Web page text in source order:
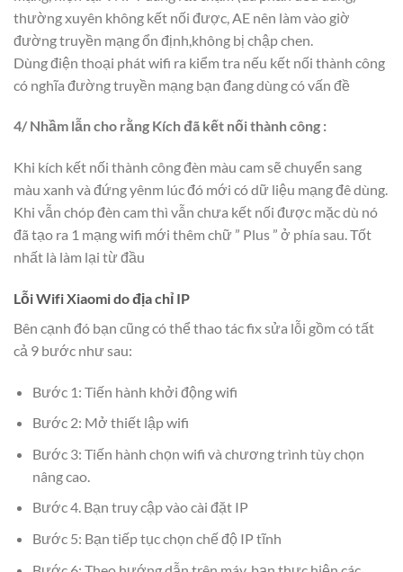
thường xuyên không kết nối được, AE nên làm vào giờ
đường truyền mạng ổn định,không bị chập chen.
Dùng điện thoại phát wifi ra kiểm tra nếu kết nối thành công
có nghĩa đường truyền mạng bạn đang dùng có vấn đề
4/ Nhầm lẫn cho rằng Kích đã kết nối thành công :
Khi kích kết nối thành công đèn màu cam sẽ chuyển sang
màu xanh và đứng yênm lúc đó mới có dữ liệu mạng đê dùng.
Khi vẫn chóp đèn cam thì vẫn chưa kết nối được mặc dù nó
đã tạo ra 1 mạng wifi mới thêm chữ ” Plus ” ở phía sau. Tốt
nhất là làm lại từ đầu
Lỗi Wifi Xiaomi do địa chỉ IP
Bên cạnh đó bạn cũng có thể thao tác fix sửa lỗi gồm có tất
cả 9 bước như sau:
Bước 1: Tiến hành khởi động wifi
Bước 2: Mở thiết lập wifi
Bước 3: Tiến hành chọn wifi và chương trình tùy chọn
nâng cao.
Bước 4. Bạn truy cập vào cài đặt IP
Bước 5: Bạn tiếp tục chọn chế độ IP tĩnh